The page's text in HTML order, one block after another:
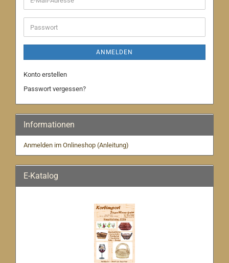
Mail-
Adresse
Passwort
ANMELDEN
Konto erstellen
Passwort vergessen?
Informationen
Anmelden im Onlineshop (Anleitung)
E-Katalog